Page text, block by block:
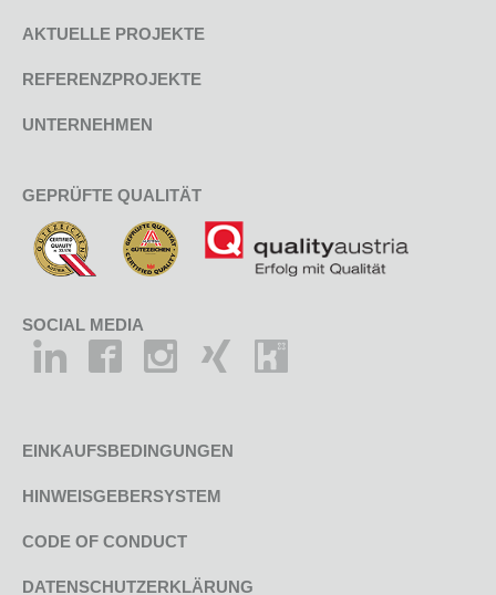
AKTUELLE PROJEKTE
REFERENZPROJEKTE
UNTERNEHMEN
GEPRÜFTE QUALITÄT
SOCIAL MEDIA
EINKAUFSBEDINGUNGEN
HINWEISGEBERSYSTEM
CODE OF CONDUCT
DATENSCHUTZERKLÄRUNG